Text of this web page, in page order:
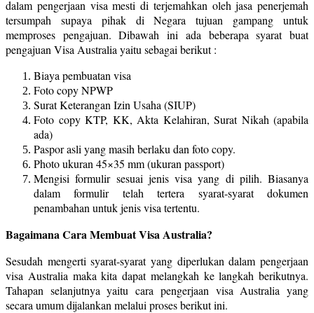
dalam pengerjaan visa mesti di terjemahkan oleh jasa penerjemah
tersumpah supaya pihak di Negara tujuan gampang untuk
memproses pengajuan. Dibawah ini ada beberapa syarat buat
pengajuan Visa Australia yaitu sebagai berikut :
Biaya pembuatan visa
Foto copy NPWP
Surat Keterangan Izin Usaha (SIUP)
Foto copy KTP, KK, Akta Kelahiran, Surat Nikah (apabila
ada)
Paspor asli yang masih berlaku dan foto copy.
Photo ukuran 45×35 mm (ukuran passport)
Mengisi formulir sesuai jenis visa yang di pilih. Biasanya
dalam formulir telah tertera syarat-syarat dokumen
penambahan untuk jenis visa tertentu.
Bagaimana Cara Membuat Visa Australia?
Sesudah mengerti syarat-syarat yang diperlukan dalam pengerjaan
visa Australia maka kita dapat melangkah ke langkah berikutnya.
Tahapan selanjutnya yaitu cara pengerjaan visa Australia yang
secara umum dijalankan melalui proses berikut ini.